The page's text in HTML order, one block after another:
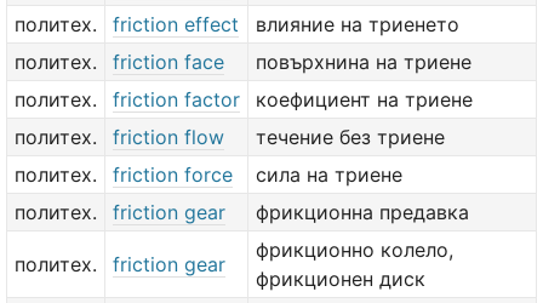
политех.
friction effect
влияние на триенето
политех.
friction face
повърхнина на триене
политех.
friction factor
коефициент на триене
политех.
friction flow
течение без триене
политех.
friction force
сила на триене
политех.
friction gear фрикционна предавка
политех. friction gear
фрикционно колело,
фрикционен диск